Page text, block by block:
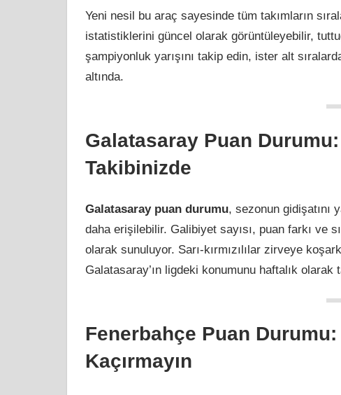
Yeni nesil bu araç sayesinde tüm takımların
istatistiklerini güncel olarak görüntüleyebilir,
şampiyonluk yarışını takip edin, ister alt
altında.
Galatasaray Puan Durumu:
Takibinizde
Galatasaray puan durumu, sezonun gidişatını
daha erişilebilir. Galibiyet sayısı, puan farkı ve
olarak sunuluyor. Sarı-kırmızılılar zirveye
Galatasaray’ın ligdeki konumunu haftalık olarak
Fenerbahçe Puan
Kaçırmayın